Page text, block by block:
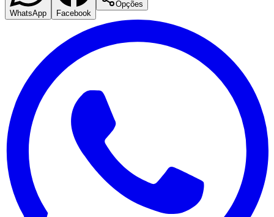
Corinthians
WhatsApp Facebook
Opções